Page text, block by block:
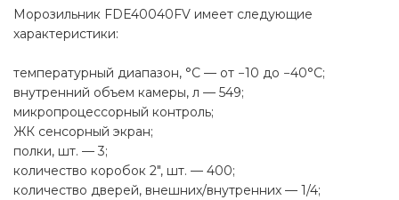
Морозильник FDE40040FV имеет следующие
характеристики:
температурный диапазон, °С — от −10 до −40°C;
внутренний объем камеры, л — 549;
микропроцессорный контроль;
ЖК сенсорный экран;
полки, шт. — 3;
количество коробок 2", шт. — 400;
количество дверей, внешних/внутренних — 1/4;